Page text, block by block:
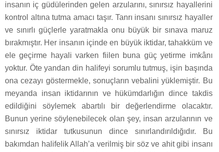
insanın iç güdülerinden gelen arzularını, sınırsız hayallerini
kontrol altına tutma amacı taşır. Tanrı insanı sınırsız hayaller
ve sınırlı güçlerle yaratmakla onu büyük bir sınava maruz
bırakmıştır. Her insanın içinde en büyük iktidar, tahakküm ve
ele geçirme hayali varken fiilen buna güç yetirme imkânı
yoktur. Öte yandan din halifeyi sorumlu tutmuş, işin başında
ona cezayı göstermekle, sonuçların vebalini yüklemiştir. Bu
meyanda insan iktidarının ve hükümdarlığın dince takdis
edildiğini söylemek abartılı bir değerlendirme olacaktır.
Bunun yerine söylenebilecek olan şey, insan arzularının ve
sınırsız iktidar tutkusunun dince sınırlandırıldığıdır. Bu
bakımdan halifelik Allah’a verilmiş bir söz ve ahit gibi insanı